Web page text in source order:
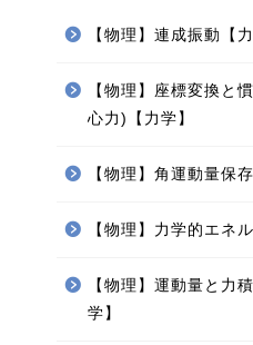
待収益率とボラティ
【物理】連成振動【力
【物理】座標変換と
心力)【力学】
【物理】角運動量保
【物理】力学的エネ
【物理】運動量と力
学】